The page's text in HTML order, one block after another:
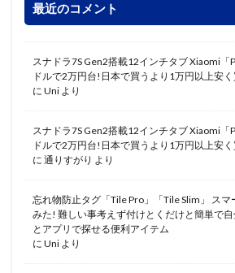
最近のコメント
スナドラ7S Gen2搭載12インチタブ Xiaomi「
ドルで2万円台!日本で買うより1万円以上安
に Uni より
スナドラ7S Gen2搭載12インチタブ Xiaomi「
ドルで2万円台!日本で買うより1万円以上安
に 通りすがり より
忘れ物防止タグ「Tile Pro」「Tile Slim」 ス
みた! 難しい事考えず付けとくだけと簡単で
とアプリで探せる便利アイテム
に Uni より